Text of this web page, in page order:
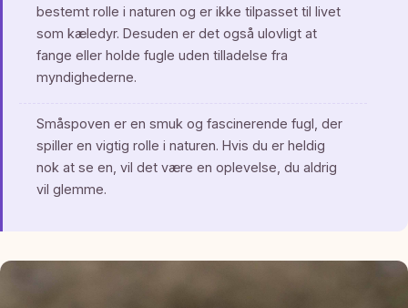
bestemt rolle i naturen og er ikke tilpasset til livet
som kæledyr. Desuden er det også ulovligt at
fange eller holde fugle uden tilladelse fra
myndighederne.
Småspoven er en smuk og fascinerende fugl, der
spiller en vigtig rolle i naturen. Hvis du er heldig
nok at se en, vil det være en oplevelse, du aldrig
vil glemme.